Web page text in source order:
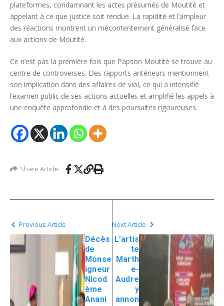
plateformes, condamnant les actes présumés de Moutité et
appelant à ce que justice soit rendue. La rapidité et l’ampleur
des réactions montrent un mécontentement généralisé face
aux actions de Moutité.
Ce n’est pas la première fois que Papson Moutité se trouve au
centre de controverses. Des rapports antérieurs mentionnent
son implication dans des affaires de viol, ce qui a intensifié
l’examen public de ses actions actuelles et amplifié les appels à
une enquête approfondie et à des poursuites rigoureuses.
Share Article
Previous Article
Décès
de
Monse
igneur
Nicod
ème
Anani
Next Article
L’artis
te
Marth
e-
Audre
y
annon